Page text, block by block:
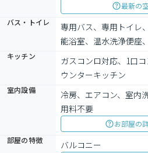
最新の
バス・トイレ
専用バス、専用トイレ
能浴室、温水洗浄便座
キッチン
ガスコンロ対応、1口
ウンターキッチン
室内設備
冷房、エアコン、室内
用料不要
お部屋の
部屋の特徴
バルコニー